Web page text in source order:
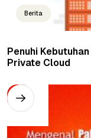
Berita
Penuhi
Private Cloud